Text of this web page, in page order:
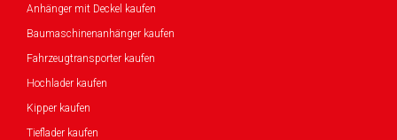
Anhänger mit Deckel kaufen
Baumaschinenanhänger kaufen
Fahrzeugtransporter kaufen
Hochlader kaufen
Kipper kaufen
Tieflader kaufen